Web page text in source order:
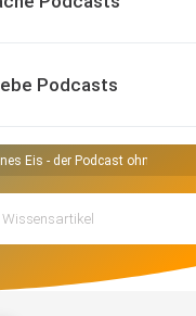
Podcasts
Eis - der Podcast ohne